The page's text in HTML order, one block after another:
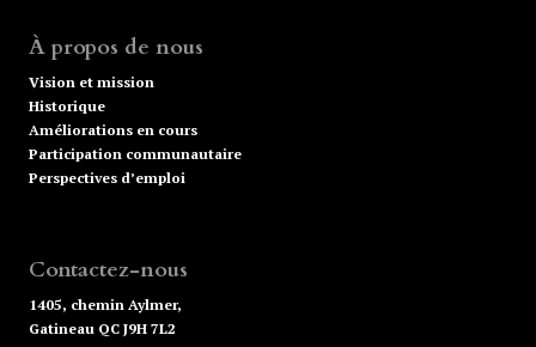
À propos de nous
Vision et mission
Historique
Améliorations en cours
Participation communautaire
Perspectives d’emploi
Contactez-nous
1405, chemin Aylmer,
Gatineau QC J9H 7L2